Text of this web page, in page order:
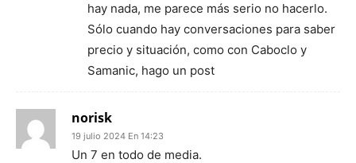
hay nada, me parece más serio no hacerlo.
Sólo cuando hay conversaciones para saber
precio y situación, como con Caboclo y
Samanic, hago un post
norisk
19 julio 2024 En 14:23
Un 7 en todo de media.